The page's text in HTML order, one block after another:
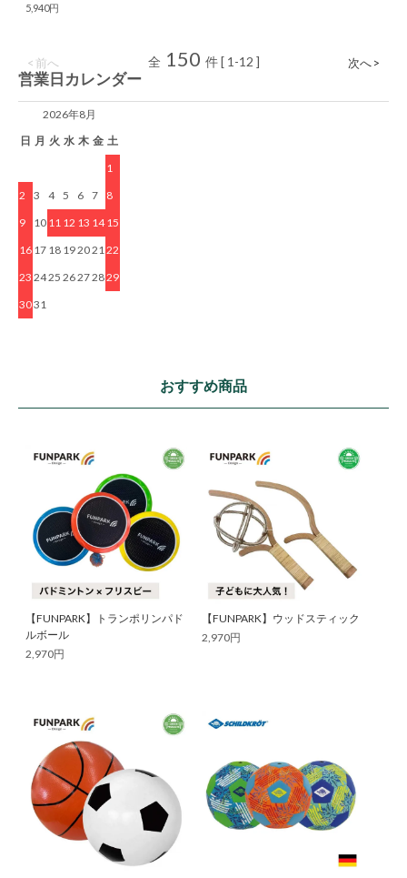
5,940円
< 前へ 次へ >
全 150 件 [ 1-12 ]
営業日カレンダー
2026年8月
日 月 火 水 木 金 土
1
2
3 4 5 6 7
8
9
10 11 12 13 14 15
16 17 18 192021 22
23 2425 26272829
3031
おすすめ商品
【FUNPARK】トランポリンパド
ルボール
2,970円
【FUNPARK】ウッドスティック
2,970円